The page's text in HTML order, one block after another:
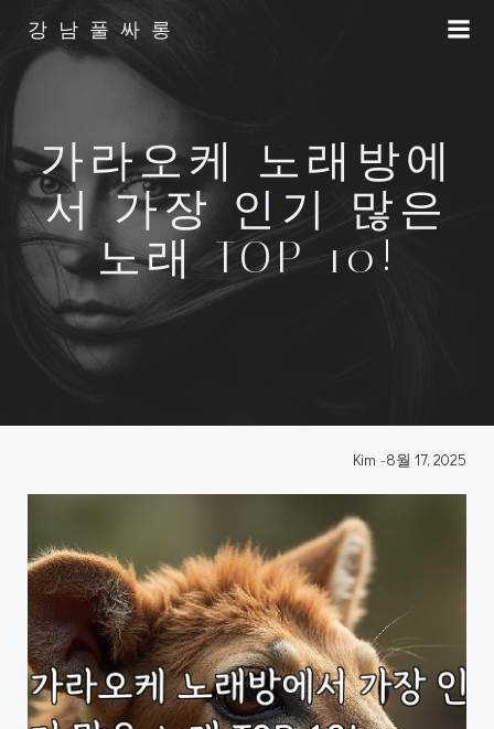
강남풀싸롱
가라오케 노래방에
서 가장 인기 많은
노래 TOP 10!
Kim -8월 17, 2025